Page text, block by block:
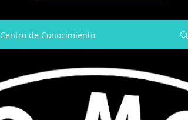
Centro de Conocimiento